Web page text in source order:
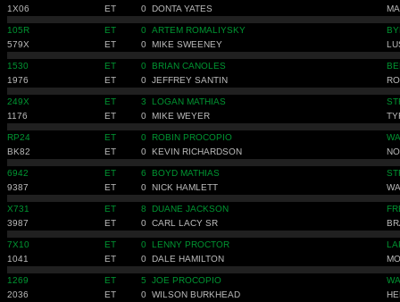
1X06
ET 0 DONTA YATES
105R ET 0 ARTEM ROMALIYSKY
579X
ET 0 MIKE SWEENEY
1530 ET 0 BRIAN CANOLES
1976
ET 0 JEFFREY SANTIN
249X ET 3 LOGAN MATHIAS
1176
ET 0 MIKE WEYER
RP24 ET 0 ROBIN PROCOPIO
BK82
ET 0 KEVIN RICHARDSON
6942 ET 6 BOYD MATHIAS
9387
ET 0 NICK HAMLETT
X731 ET 8 DUANE JACKSON
3987
ET 0 CARL LACY SR
7X10 ET 0 LENNY PROCTOR
1041
ET 0 DALE HAMILTON
1269 ET 5 JOE PROCOPIO
2036
ET 0 WILSON BURKHEAD